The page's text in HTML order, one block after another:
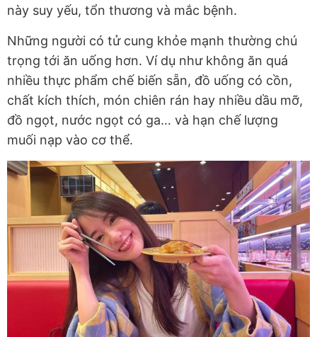
này suy yếu, tổn thương và mắc bệnh.
Những người có tử cung khỏe mạnh thường chú
trọng tới ăn uống hơn. Ví dụ như không ăn quá
nhiều thực phẩm chế biến sẵn, đồ uống có cồn,
chất kích thích, món chiên rán hay nhiều dầu mỡ,
đồ ngọt, nước ngọt có ga… và hạn chế lượng
muối nạp vào cơ thể.